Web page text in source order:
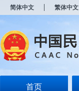
简体中文 繁体中文
首页
开
无
障
说